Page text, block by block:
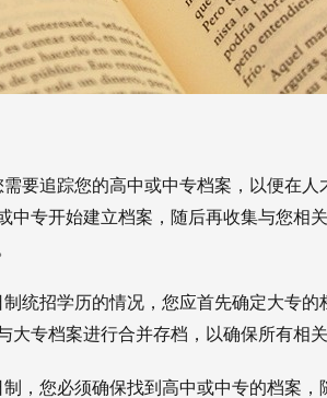
要追踪您的高中或中专档案，以便在
中专开始建立档案，随后再收集与您相
统招学历的情况，您应首先确定大专的
专档案进行合并存档，以确保所有相
，您必须确保找到高中或中专的档案，